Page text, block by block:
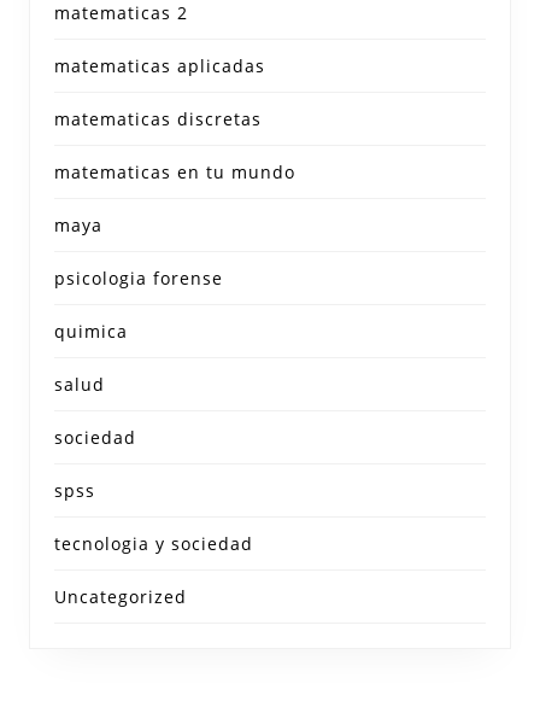
matematicas 2
matematicas aplicadas
matematicas discretas
matematicas en tu mundo
maya
psicologia forense
quimica
salud
sociedad
spss
tecnologia y sociedad
Uncategorized